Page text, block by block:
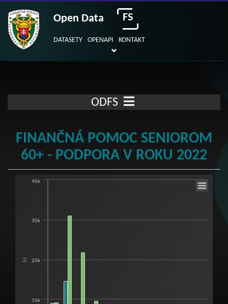
Open Data FS
DATASETY OPENAPI KONTAKT
ODFS
FINANČNÁ POMOC SENIOROM
60+ - PODPORA V ROKU 2022
Finančná pomoc seniorom 60+ - podpora
View as data table, Finančná pomoc seniorom 60+ - podpora v roku 2022
ks
10k
20k
30k
40k